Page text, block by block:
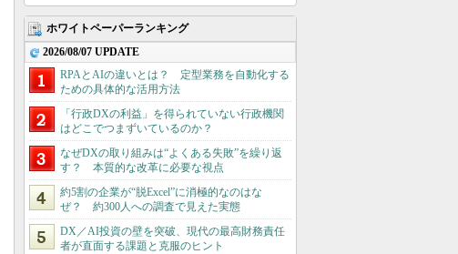
ホワイトペーパーランキング
2026/08/07 UPDATE
RPAとAIの違いとは？ 定型業務を自動化する
ための具体的な活用方法
「行政DXの利益」を得られていない行政機関
はどこでつまずいているのか？
なぜDXの取り組みは“よくある失敗”を繰り返
す？ 本質的な改革に必要な視点
約5割の企業が“脱Excel”に消極的なのはな
ぜ？ 約300人への調査で見えた実態
DX／AI投資の壁を突破、現代の最高財務責任
者が直面する課題と克服のヒント